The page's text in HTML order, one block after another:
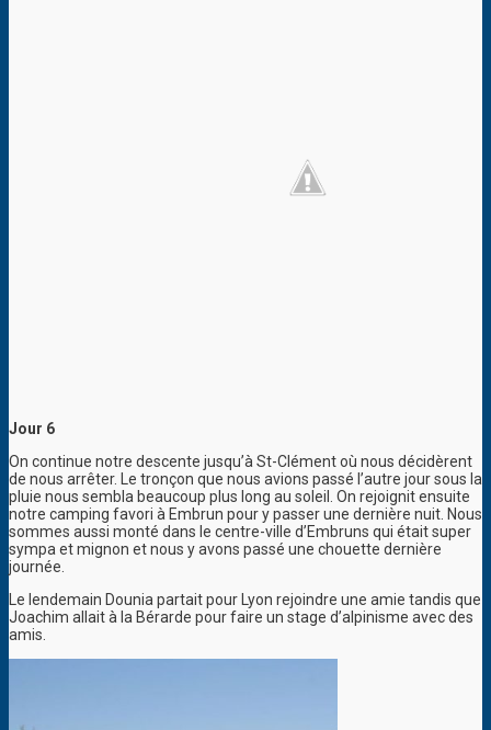
Jour 6
On continue notre descente jusqu’à St-Clément où nous décidèrent
de nous arrêter. Le tronçon que nous avions passé l’autre jour sous la
pluie nous sembla beaucoup plus long au soleil. On rejoignit ensuite
notre camping favori à Embrun pour y passer une dernière nuit. Nous
sommes aussi monté dans le centre-ville d’Embruns qui était super
sympa et mignon et nous y avons passé une chouette dernière
journée.
Le lendemain Dounia partait pour Lyon rejoindre une amie tandis que
Joachim allait à la Bérarde pour faire un stage d’alpinisme avec des
amis.